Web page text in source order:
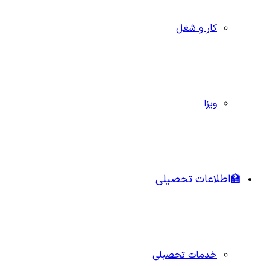
کار و شغل
ویزا
🏫اطلاعات تحصیلی
خدمات تحصیلی